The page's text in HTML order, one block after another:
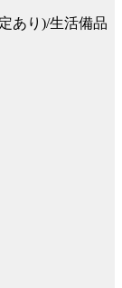
あり)/生活備品